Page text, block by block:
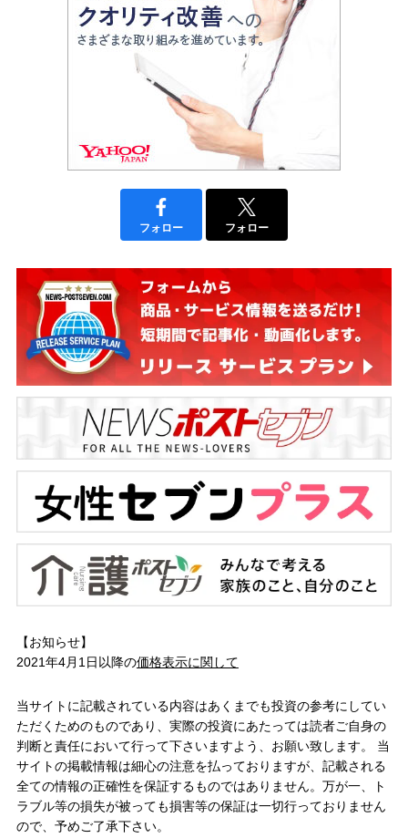
フォロー フォロー
【お知らせ】
2021年4月1日以降の価格表示に関して
当サイトに記載されている内容はあくまでも投資の参考にしてい
ただくためのものであり、実際の投資にあたっては読者ご自身の
判断と責任において行って下さいますよう、お願い致します。 当
サイトの掲載情報は細心の注意を払っておりますが、記載される
全ての情報の正確性を保証するものではありません。万が一、ト
ラブル等の損失が被っても損害等の保証は一切行っておりません
ので、予めご了承下さい。